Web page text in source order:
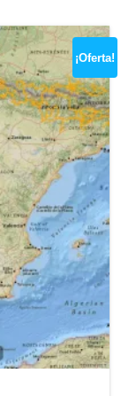
¡Oferta!